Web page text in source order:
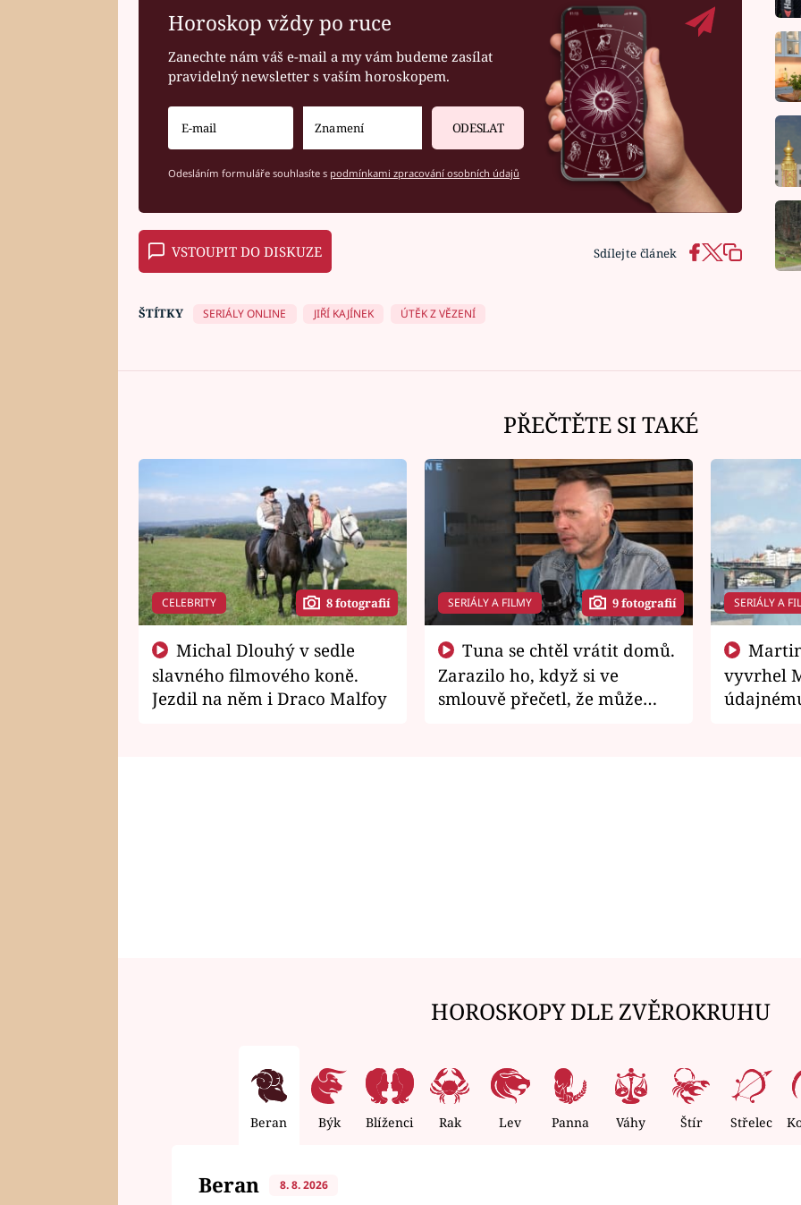
Horoskop vždy po ruce
Zanechte nám váš e-mail a my vám budeme zasílat
pravidelný newsletter s vaším horoskopem.
ODESLAT
Odesláním formuláře souhlasíte s podmínkami zpracování osobních údajů
VSTOUPIT DO DISKUZE Sdílejte článek
ŠTÍTKY SERIÁLY ONLINE JIŘÍ KAJÍNEK ÚTĚK Z VĚZENÍ
PŘEČTĚTE SI TAKÉ
CELEBRITY 8 fotografií
slavného filmového koně.
Jezdil na něm i Draco Malfoy
SERIÁLY A FILMY 9 fotografií
Zarazilo ho, když si ve
smlouvě přečetl, že může
SERIÁLY A
vyvrhel
HOROSKOPY DLE ZVĚROKRUHU
Beran Býk Blíženci Rak Lev Panna Váhy Štír Střelec
Beran 8. 8. 2026